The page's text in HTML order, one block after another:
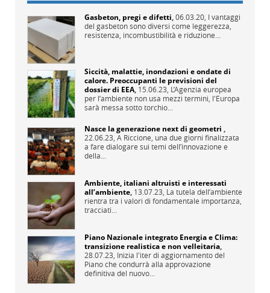
Gasbeton, pregi e difetti,06.03.20, I vantaggi
del gasbeton sono diversi come leggerezza,
resistenza, incombustibilità e riduzione...
Siccità, malattie, inondazioni e ondate di
calore. Preoccupanti le previsioni del
dossier di EEA, 15.06.23, L’Agenzia europea
per l’ambiente non usa mezzi termini, l'Europa
sarà messa sotto torchio...
Nasce la generazione next di geometri ,
22.06.23, A Riccione, una due giorni finalizzata
a fare dialogare sui temi dell’innovazione e
della...
Ambiente, italiani altruisti e interessati
all’ambiente, 13.07.23, La tutela dell’ambiente
rientra tra i valori di fondamentale importanza,
tracciati...
Piano Nazionale integrato Energia e Clima:
transizione realistica e non velleitaria,
28.07.23, Inizia l'iter di aggiornamento del
Piano che condurrà alla approvazione
definitiva del nuovo...